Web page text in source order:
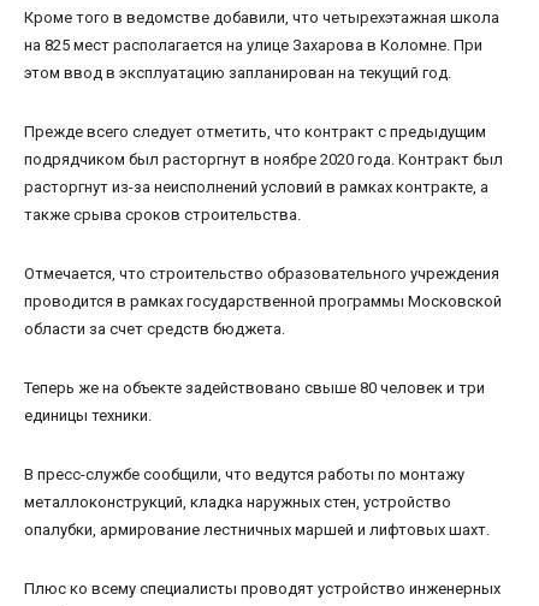
Кроме того в ведомстве добавили, что четырехэтажная школа
на 825 мест располагается на улице Захарова в Коломне. При
этом ввод в эксплуатацию запланирован на текущий год.
Прежде всего следует отметить, что контракт с предыдущим
подрядчиком был расторгнут в ноябре 2020 года. Контракт был
расторгнут из-за неисполнений условий в рамках контракте, а
также срыва сроков строительства.
Отмечается, что строительство образовательного учреждения
проводится в рамках государственной программы Московской
области за счет средств бюджета.
Теперь же на объекте задействовано свыше 80 человек и три
единицы техники.
В пресс-службе сообщили, что ведутся работы по монтажу
металлоконструкций, кладка наружных стен, устройство
опалубки, армирование лестничных маршей и лифтовых шахт.
Плюс ко всему специалисты проводят устройство инженерных